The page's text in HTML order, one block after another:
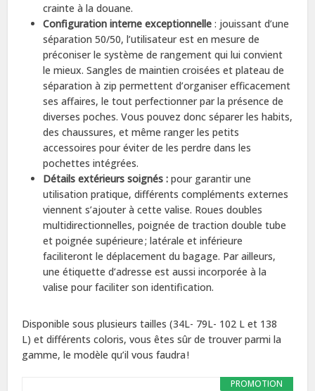
crainte à la douane.
Configuration interne exceptionnelle : jouissant d’une
séparation 50/50, l’utilisateur est en mesure de
préconiser le système de rangement qui lui convient
le mieux. Sangles de maintien croisées et plateau de
séparation à zip permettent d’organiser efficacement
ses affaires, le tout perfectionner par la présence de
diverses poches. Vous pouvez donc séparer les habits,
des chaussures, et même ranger les petits
accessoires pour éviter de les perdre dans les
pochettes intégrées.
Détails extérieurs soignés :pour garantir une
utilisation pratique, différents compléments externes
viennent s’ajouter à cette valise. Roues doubles
multidirectionnelles, poignée de traction double tube
et poignée supérieure ; latérale et inférieure
faciliteront le déplacement du bagage. Par ailleurs,
une étiquette d’adresse est aussi incorporée à la
valise pour faciliter son identification.
Disponible sous plusieurs tailles (34L- 79L- 102 L et 138
L) et différents coloris, vous êtes sûr de trouver parmi la
gamme, le modèle qu’il vous faudra !
PROMOTION